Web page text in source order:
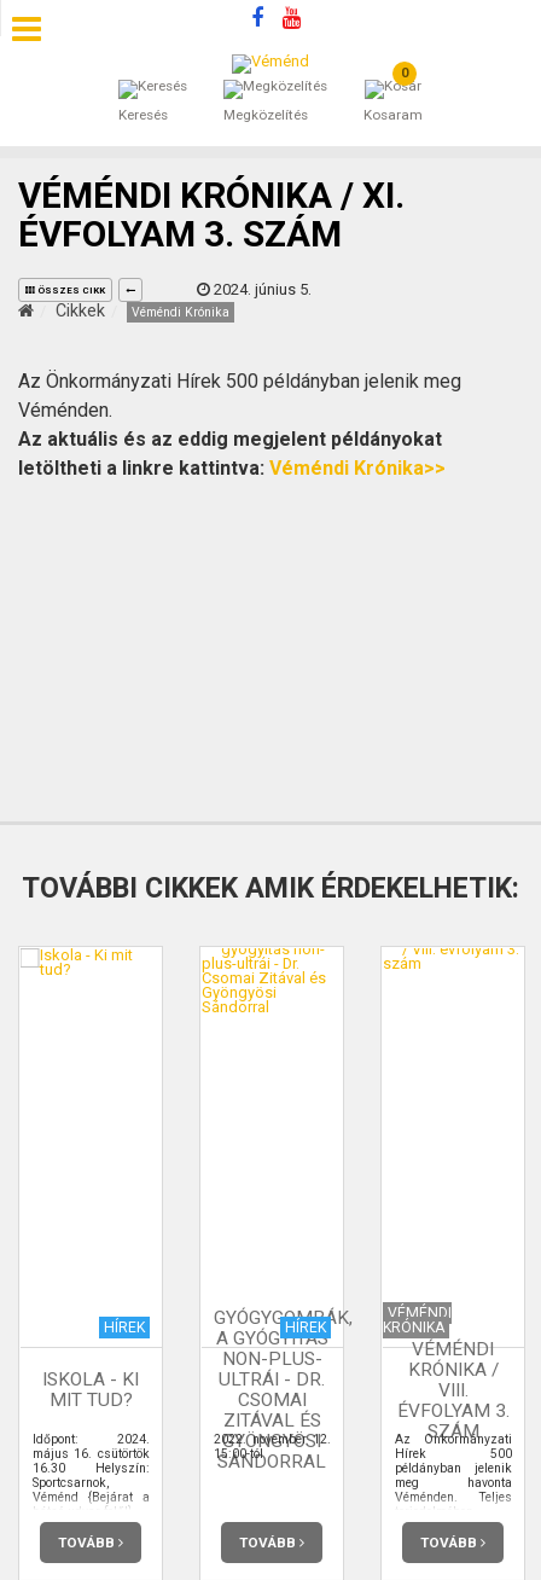
Keresés Megközelítés
0
Kosaram
SZÁLLÁSOK
ÁLTALÁNOS SZERZŐDÉSI FELTÉTELEK
KINCSES BARANYA VÉMÉND
VÉMÉNDI KRÓNIKA / XI.
ÉVFOLYAM 3. SZÁM
ÖSSZES CIKK 2024. június 5.
Cikkek Véméndi Krónika
Az Önkormányzati Hírek 500 példányban jelenik meg
Véménden.
Az aktuális és az eddig megjelent példányokat
letöltheti a linkre kattintva: Véméndi Krónika>>
TOVÁBBI CIKKEK AMIK ÉRDEKELHETIK:
HÍREK
ISKOLA - KI
MIT TUD?
Időpont: 2024.
május 16. csütörtök
16.30 Helyszín:
Sportcsarnok,
Véménd {Bejárat a
hátsó udvar felől}
TOVÁBB
HÍREK
GYÓGYGOMBÁK,
A GYÓGYÍTÁS
NON-PLUS-
ULTRÁI - DR.
CSOMAI
ZITÁVAL ÉS
GYÖNGYÖSI
SÁNDORRAL
2022. november 12.
15:00-tól
TOVÁBB
VÉMÉNDI
KRÓNIKA
VÉMÉNDI
KRÓNIKA /
VIII.
ÉVFOLYAM 3.
SZÁM
Az Önkormányzati
Hírek 500
példányban jelenik
meg havonta
Véménden. Teljes
terjedelmében
elolvashatja.
TOVÁBB